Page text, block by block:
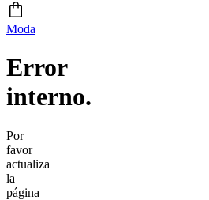
Moda
Error
interno.
Por
favor
actualiza
la
página